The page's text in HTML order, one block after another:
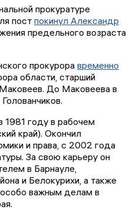
прокуратуре
пост покинул Александр
предельного возраста
прокуроравременно
области, старший
До Маковеева в
году в рабочем
край). Окончил
и права, с 2002 года
За свою карьеру он
в Барнауле,
и Белокурихи, а также
важным делам в